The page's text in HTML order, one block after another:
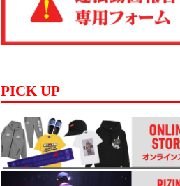
PICK UP